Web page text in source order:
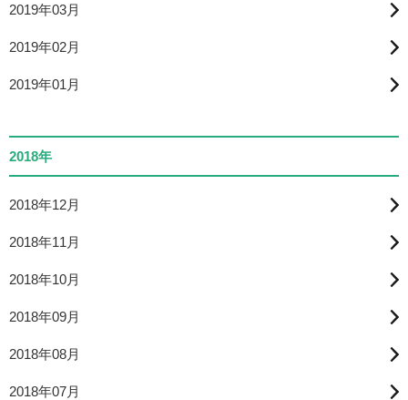
2019年03月
2019年02月
2019年01月
2018年
2018年12月
2018年11月
2018年10月
2018年09月
2018年08月
2018年07月